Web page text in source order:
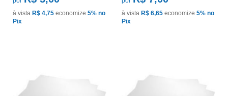
à vista R$ 4,75 economize 5% no
Pix
à vista R$ 6,65 economize 5% no
Pix